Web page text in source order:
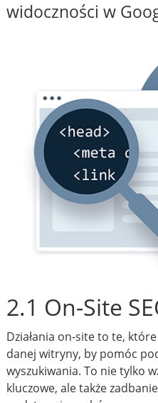
widoczności w
2.1 On-Site
Działania on-site to te,
danej witryny, by pomóc
wyszukiwania. To nie tylko
kluczowe, ale także